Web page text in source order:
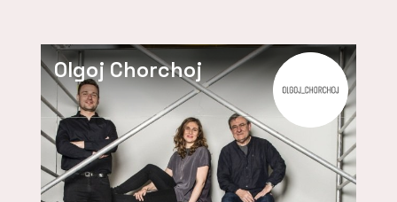
Olgoj Chorchoj